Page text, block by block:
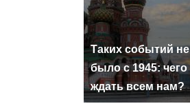
Таких событий не
было с 1945: чего
ждать всем нам?